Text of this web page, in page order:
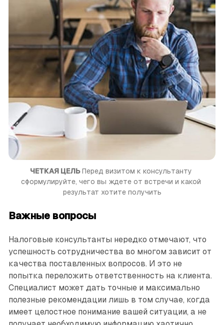
ЧЕТКАЯ ЦЕЛЬ Перед визитом к консультанту
сформулируйте, чего вы ждете от встречи и какой
результат хотите получить
Важные вопросы
Налоговые консультанты нередко отмечают, что
успешность сотрудничества во многом зависит от
качества поставленных вопросов. И это не
попытка переложить ответственность на клиента.
Специалист может дать точные и максимально
полезные рекомендации лишь в том случае, когда
имеет целостное понимание вашей ситуа­ции, а не